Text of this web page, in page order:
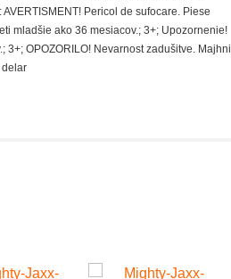
Pericol de sufocare. Piese
mladšie ako 36 mesiacov.; 3+; Upozornenie!
3+; OPOZORILO! Nevarnost zadušitve. Majhni
delar